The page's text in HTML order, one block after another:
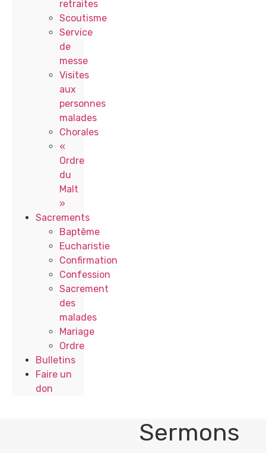
retraites
Scoutisme
Service
de
messe
Visites
aux
personnes
malades
Chorales
«
Ordre
du
Malt
»
Sacrements
Baptême
Eucharistie
Confirmation
Confession
Sacrement
des
malades
Mariage
Ordre
Bulletins
Faire un
don
Sermons